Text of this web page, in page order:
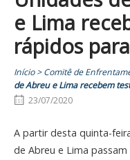
e Lima
rápidos
Início>Comitê de
de Abreu e Lima recebem
23/07/2020
A partir desta quinta-
de Abreu e Lima